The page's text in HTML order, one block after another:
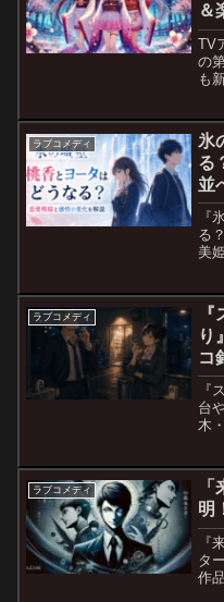
＆
TV
の
も
ィ
の
ラブコメディ
氷
る
並
『
る
美
ラブコメディ
り
コ
『
台
木
ラブコメディ
明
『
タ
作